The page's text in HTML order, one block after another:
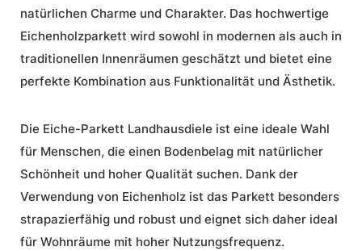
natürlichen Charme und Charakter. Das hochwertige
Eichenholzparkett wird sowohl in modernen als auch in
traditionellen Innenräumen geschätzt und bietet eine
perfekte Kombination aus Funktionalität und Ästhetik.
Die Eiche-Parkett Landhausdiele ist eine ideale Wahl
für Menschen, die einen Bodenbelag mit natürlicher
Schönheit und hoher Qualität suchen. Dank der
Verwendung von Eichenholz ist das Parkett besonders
strapazierfähig und robust und eignet sich daher ideal
für Wohnräume mit hoher Nutzungsfrequenz.